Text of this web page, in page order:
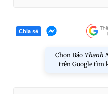
Chia sẻ
Chọn Báo Thanh
trên Google tìm